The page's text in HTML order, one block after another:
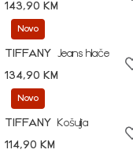
143,90 KM
Novo
TIFFANY
Jeans hlače
134,90 KM
Novo
TIFFANY
Košulja
114,90 KM